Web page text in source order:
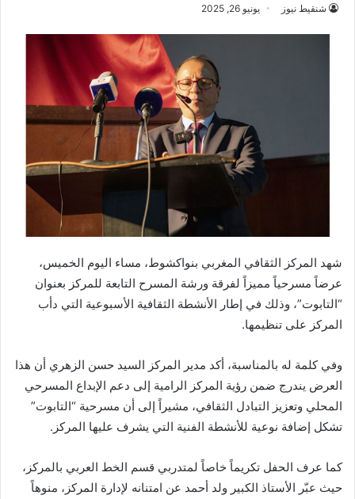
شنقيط نيوز يونيو 26, 2025
شهد المركز الثقافي المغربي بنواكشوط، مساء اليوم الخميس،
عرضاً مسرحياً مميزاً لفرقة ورشة المسرح التابعة للمركز بعنوان
“التابوت”، وذلك في إطار الأنشطة الثقافية الأسبوعية التي دأب
المركز على تنظيمها.
وفي كلمة له بالمناسبة، أكد مدير المركز السيد حسن الزهري أن هذا
العرض يندرج ضمن رؤية المركز الرامية إلى دعم الإبداع المسرحي
المحلي وتعزيز التبادل الثقافي، مشيراً إلى أن مسرحية “التابوت”
تشكل إضافة نوعية للأنشطة الفنية التي يشرف عليها المركز.
كما عرف الحفل تكريماً خاصاً لمتدربي قسم الخط العربي بالمركز،
حيث عبّر الأستاذ الكبير ولد أحمد عن امتنانه لإدارة المركز، منوهاً